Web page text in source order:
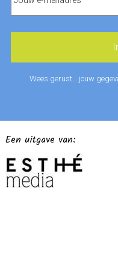
Wees gerust… jouw
Een uitgave van: